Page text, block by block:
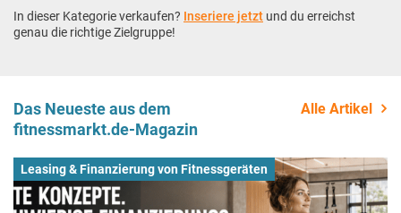
In dieser Kategorie verkaufen? Inseriere jetzt und du erreichst
genau die richtige Zielgruppe!
Das Neueste aus dem
fitnessmarkt.de-Magazin
Alle Artikel
Leasing & Finanzierung von Fitnessgeräten